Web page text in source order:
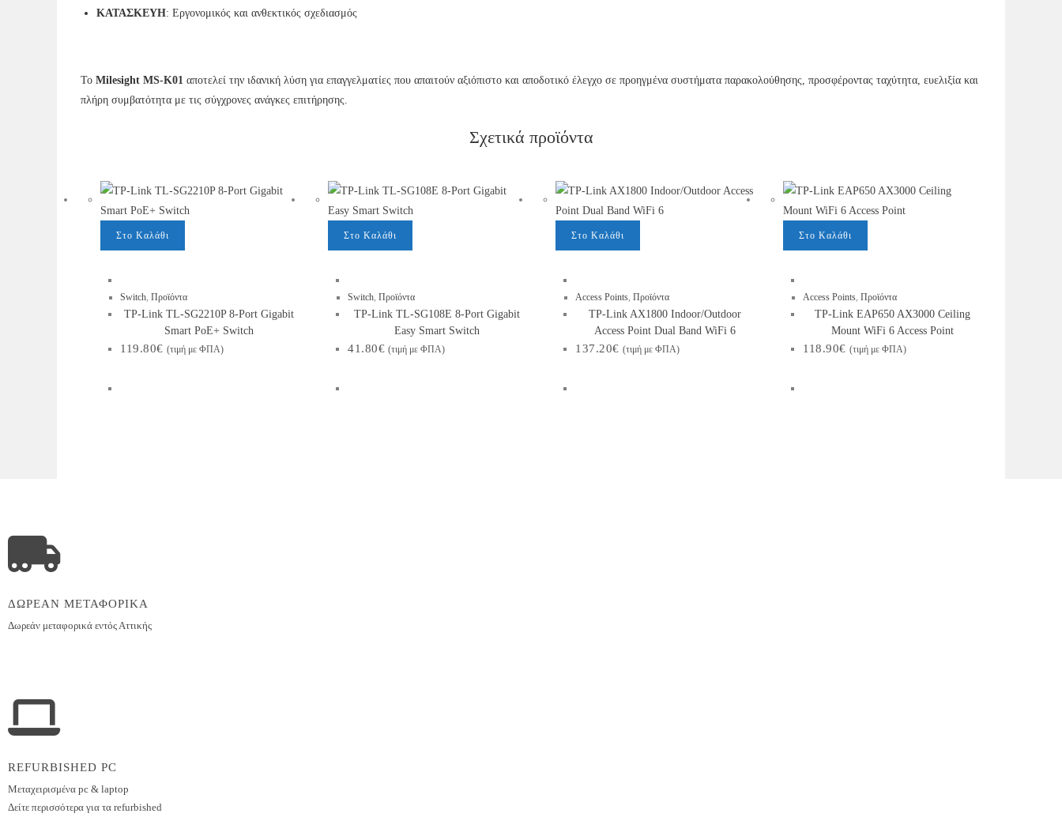
ΚΑΤΑΣΚΕΥΗ: Εργονομικός και ανθεκτικός σχεδιασμός
Το Milesight MS-K01 αποτελεί την ιδανική λύση για επαγγελματίες που απαιτούν αξιόπιστο και αποδοτικό έλεγχο σε προηγμένα συστήματα παρακολούθησης, προσφέροντας ταχύτητα, ευελιξία και
πλήρη συμβατότητα με τις σύγχρονες ανάγκες επιτήρησης.
Σχετικά προϊόντα
Στο Καλάθι
Switch, Προϊόντα
TP-Link TL-SG2210P 8-Port Gigabit
Smart PoE+ Switch
119.80€ (τιμή με ΦΠΑ)
Στο Καλάθι
Switch,Προϊόντα
TP-Link TL-SG108E 8-Port Gigabit
Easy Smart Switch
41.80€ (τιμή με ΦΠΑ)
Στο Καλάθι
Access Points,Προϊόντα
TP-Link AX1800 Indoor/Outdoor
Access Point Dual Band WiFi 6
137.20€ (τιμή με ΦΠΑ)
Στο Καλάθι
Access Points,Προϊόντα
TP-Link EAP650 AX3000 Ceiling
Mount WiFi 6 Access Point
118.90€ (τιμή με ΦΠΑ)
ΔΩΡΕΑΝ ΜΕΤΑΦΟΡΙΚΑ
Δωρεάν μεταφορικά εντόςΑττικής
REFURBISHED PC
Μεταχειρισμένα pc & laptop
Δείτε περισσότερα για τα refurbished